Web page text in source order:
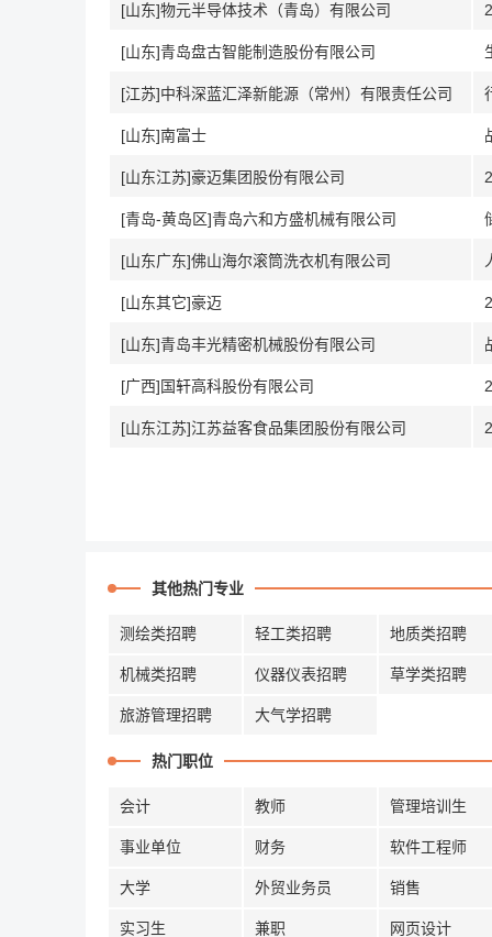
[山东]物元半导体技术（青岛）有限公司
[山东]青岛盘古智能制造股份有限公司
[江苏]中科深蓝汇泽新能源（常州）有限责任公司
[山东]南富士
[山东江苏]豪迈集团股份有限公司
[青岛-黄岛区]青岛六和方盛机械有限公司
[山东广东]佛山海尔滚筒洗衣机有限公司
[山东其它]豪迈
[山东]青岛丰光精密机械股份有限公司
[广西]国轩高科股份有限公司
[山东江苏]江苏益客食品集团股份有限公司
其他热门专业
测绘类招聘 轻工类招聘 地质类招聘
机械类招聘 仪器仪表招聘 草学类招聘
旅游管理招聘 大气学招聘
热门职位
会计 教师 管理培训生
事业单位 财务 软件工程师
大学 外贸业务员 销售
实习生 兼职 网页设计